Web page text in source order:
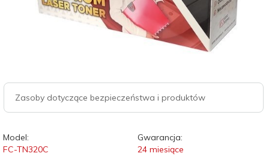
Zasoby dotyczące bezpieczeństwa i produktów
Model:
FC-TN320C
Gwarancja:
24 miesiące